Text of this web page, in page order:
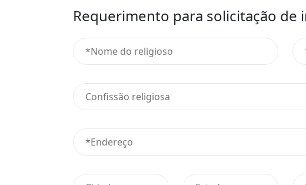
Requerimento para solicitação de